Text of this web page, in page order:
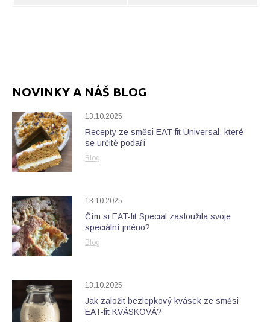
NOVINKY A NÁŠ BLOG
13.10.2025
Recepty ze směsi EAT-fit Universal, které
se určitě podaří
Blog
13.10.2025
Čím si EAT-fit Special zasloužila svoje
speciální jméno?
Blog
13.10.2025
Jak založit bezlepkový kvásek ze směsi
EAT-fit KVÁSKOVÁ?